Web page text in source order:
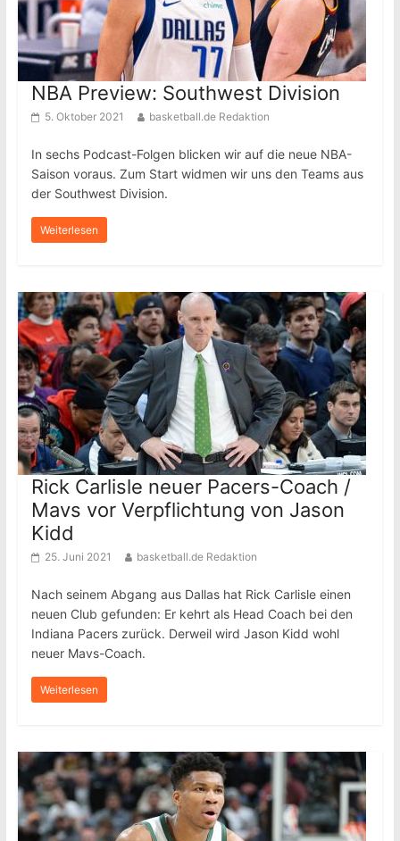
NBA Preview: Southwest Division
5. Oktober 2021 basketball.de Redaktion
In sechs Podcast-Folgen blicken wir auf die neue NBA-
Saison voraus. Zum Start widmen wir uns den Teams aus
der Southwest Division.
Weiterlesen
Rick Carlisle neuer Pacers-Coach /
Mavs vor Verpflichtung von Jason
Kidd
25. Juni 2021 basketball.de Redaktion
Nach seinem Abgang aus Dallas hat Rick Carlisle einen
neuen Club gefunden: Er kehrt als Head Coach bei den
Indiana Pacers zurück. Derweil wird Jason Kidd wohl
neuer Mavs-Coach.
Weiterlesen